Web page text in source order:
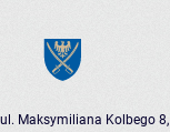
ul. Maksymiliana Kolbego 8,